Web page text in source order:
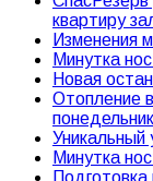
квартиру
Изменения
Минутка
Новая
Отопление
Уникальный
Минутка
Подготовка